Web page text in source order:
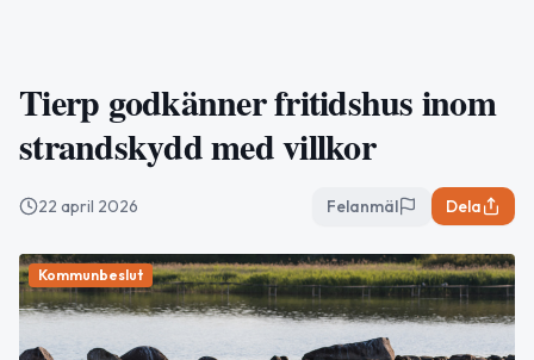
Tierp godkänner fritidshus inom
strandskydd med villkor
22 april 2026 Felanmäl Dela
Kommunbeslut